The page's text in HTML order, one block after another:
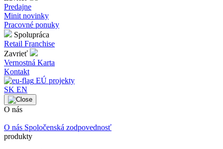
Predajne
Minit novinky
Pracovné ponuky
Spolupráca
Retail Franchise
Zavrieť
Vernostná Karta
Kontakt
EÚ projekty
SK EN
O nás
O nás Spoločenská zodpovednosť
produkty